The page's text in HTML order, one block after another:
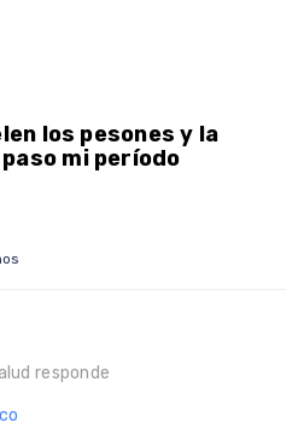
los pesones y la
mi período
responde